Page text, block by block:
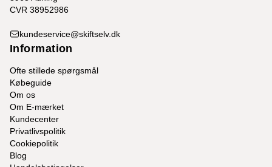
CVR 38952986
kundeservice@skiftselv.dk
Information
Ofte stillede spørgsmål
Købeguide
Om os
Om E-mærket
Kundecenter
Privatlivspolitik
Cookiepolitik
Blog